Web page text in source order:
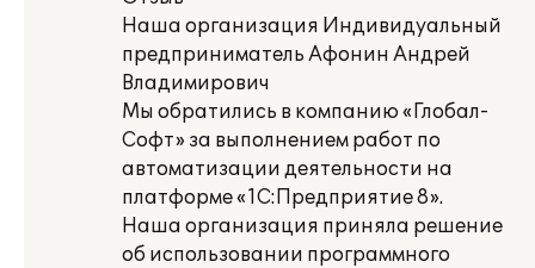
Наша организация Индивидуальный
предприниматель Афонин Андрей
Владимирович
Мы обратились в компанию «Глобал-
Софт» за выполнением работ по
автоматизации деятельности на
платформе «1С:Предприятие 8».
Наша организация приняла решение
об использовании программного